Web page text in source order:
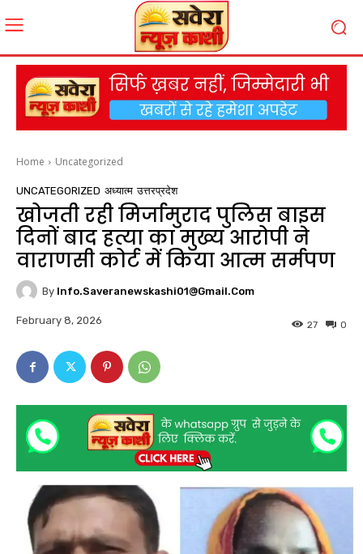
Home Uncategorized
UNCATEGORIZED अध्यात्म उत्तरप्रदेश
खोजती रही मिर्जामुराद पुलिस बाइस
दिनों बाद हत्या का मुख्य आरोपी ने
वाराणसी कोर्ट में किया आत्म सर्मपण
By Info.saveranewskashi01@gmail.com
February 8, 2026 0
27